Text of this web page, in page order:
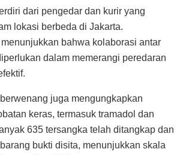
dari pengedar dan kurir yang
lokasi berbeda di Jakarta.
bahwa kolaborasi antar
dalam memerangi peredaran
juga mengungkapkan
keras, termasuk tramadol dan
635 tersangka telah ditangkap dan
bukti disita, menunjukkan skala